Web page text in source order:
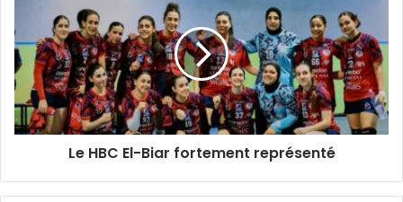
son
poste
de
sélectionneur
national
Biar
fortement
représenté
Le HBC El-Biar fortement représenté